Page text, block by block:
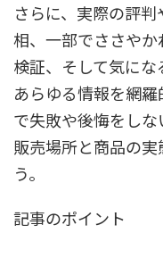
さらに、実際の評
相、一部でささや
検証、そして気に
あらゆる情報を網
で失敗や後悔をし
販売場所と商品の
う。
記事のポイント